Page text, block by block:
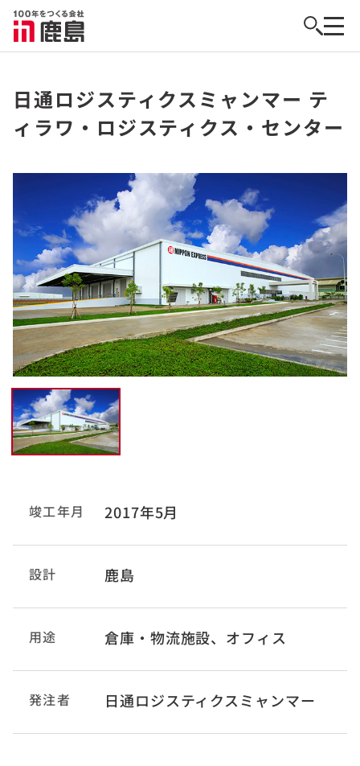
日通ロジスティクスミャンマー テ
ィラワ・ロジスティクス・センター
竣工年月 2017年5月
設計 鹿島
用途 倉庫・物流施設、オフィス
発注者 日通ロジスティクスミャンマー